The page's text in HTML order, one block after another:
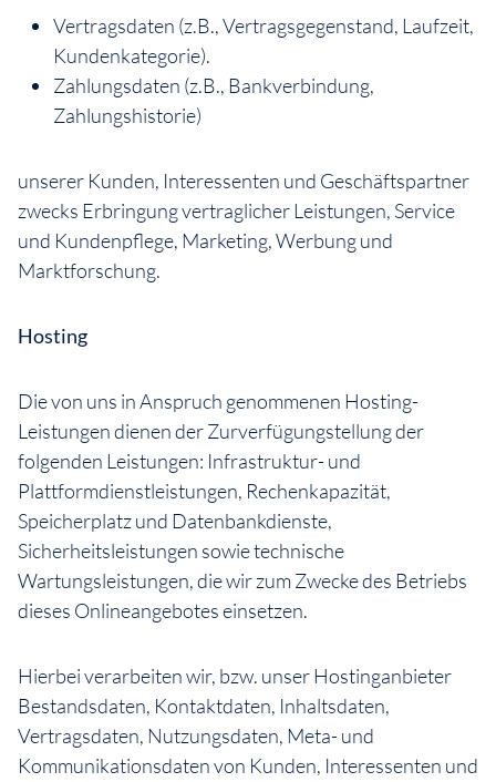
Vertragsdaten (z.B., Vertragsgegenstand, Laufzeit,
Kundenkategorie).
Zahlungsdaten (z.B., Bankverbindung,
Zahlungshistorie)
unserer Kunden, Interessenten und Geschäftspartner
zwecks Erbringung vertraglicher Leistungen, Service
und Kundenpflege, Marketing, Werbung und
Marktforschung.
Hosting
Die von uns in Anspruch genommenen Hosting-
Leistungen dienen der Zurverfügungstellung der
folgenden Leistungen: Infrastruktur- und
Plattformdienstleistungen, Rechenkapazität,
Speicherplatz und Datenbankdienste,
Sicherheitsleistungen sowie technische
Wartungsleistungen, die wir zum Zwecke des Betriebs
dieses Onlineangebotes einsetzen.
Hierbei verarbeiten wir, bzw. unser Hostinganbieter
Bestandsdaten, Kontaktdaten, Inhaltsdaten,
Vertragsdaten, Nutzungsdaten, Meta- und
Kommunikationsdaten von Kunden, Interessenten und